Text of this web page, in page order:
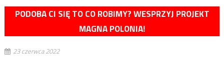
PODOBA CI SIĘ TO CO ROBIMY? WESPRZYJ PROJEKT
MAGNA POLONIA!
23 czerwca 2022